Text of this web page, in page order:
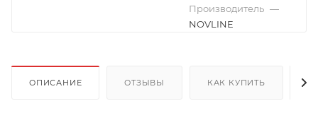
Производитель —
NOVLINE
ОПИСАНИЕ ОТЗЫВЫ КАК КУПИТЬ